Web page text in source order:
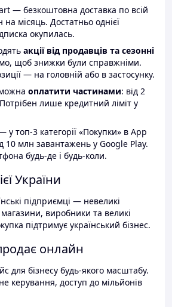
— безкоштовна доставка по всій
на місяць. Достатньо однієї
окупилась.
акції від продавців та сезонні
щоб знижки були справжніми.
— на головній або в застосунку.
оплатити частинами: від 2
лише кредитний ліміт у
у топ-3 категорії «Покупки» в App
10 млн завантажень у Google Play.
будь-де і будь-коли.
України
підприємці — невеликі
магазини, виробники та великі
підтримує український бізнес.
онлайн
для бізнесу будь-якого масштабу.
керування, доступ до мільйонів